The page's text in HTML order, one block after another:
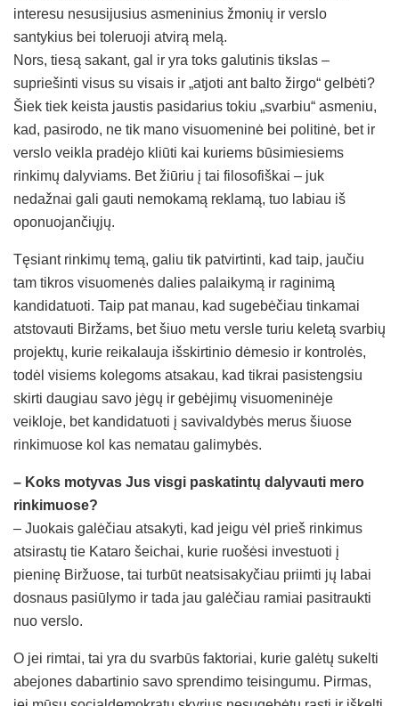
interesu nesusijusius asmeninius žmonių ir verslo
santykius bei toleruoji atvirą melą.
Nors, tiesą sakant, gal ir yra toks galutinis tikslas –
supriešinti visus su visais ir „atjoti ant balto žirgo“ gelbėti?
Šiek tiek keista jaustis pasidarius tokiu „svarbiu“ asmeniu,
kad, pasirodo, ne tik mano visuomeninė bei politinė, bet ir
verslo veikla pradėjo kliūti kai kuriems būsimiesiems
rinkimų dalyviams. Bet žiūriu į tai filosofiškai – juk
nedažnai gali gauti nemokamą reklamą, tuo labiau iš
oponuojančiųjų.
Tęsiant rinkimų temą, galiu tik patvirtinti, kad taip, jaučiu
tam tikros visuomenės dalies palaikymą ir raginimą
kandidatuoti. Taip pat manau, kad sugebėčiau tinkamai
atstovauti Biržams, bet šiuo metu versle turiu keletą svarbių
projektų, kurie reikalauja išskirtinio dėmesio ir kontrolės,
todėl visiems kolegoms atsakau, kad tikrai pasistengsiu
skirti daugiau savo jėgų ir gebėjimų visuomeninėje
veikloje, bet kandidatuoti į savivaldybės merus šiuose
rinkimuose kol kas nematau galimybės.
– Koks motyvas Jus visgi paskatintų dalyvauti mero
rinkimuose?
– Juokais galėčiau atsakyti, kad jeigu vėl prieš rinkimus
atsirastų tie Kataro šeichai, kurie ruošėsi investuoti į
pieninę Biržuose, tai turbūt neatsisakyčiau priimti jų labai
dosnaus pasiūlymo ir tada jau galėčiau ramiai pasitraukti
nuo verslo.
O jei rimtai, tai yra du svarbūs faktoriai, kurie galėtų sukelti
abejones dabartinio savo sprendimo teisingumu. Pirmas,